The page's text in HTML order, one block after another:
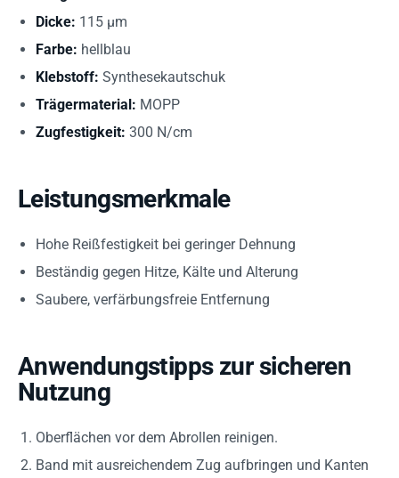
Dicke: 115 µm
Farbe: hellblau
Klebstoff: Synthesekautschuk
Trägermaterial: MOPP
Zugfestigkeit: 300 N/cm
Leistungsmerkmale
Hohe Reißfestigkeit bei geringer Dehnung
Beständig gegen Hitze, Kälte und Alterung
Saubere, verfärbungsfreie Entfernung
Anwendungstipps zur sicheren
Nutzung
Oberflächen vor dem Abrollen reinigen.
Band mit ausreichendem Zug aufbringen und Kanten